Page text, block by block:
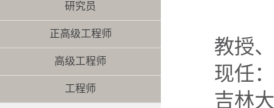
研究员
正高级工程师
高级工程师
工程师
教授
现任：
吉林